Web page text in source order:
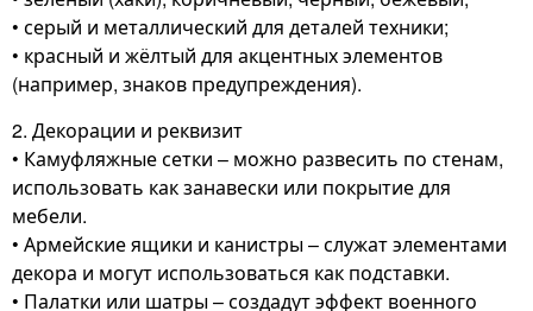
• серый и металлический для деталей техники;
• красный и жёлтый для акцентных элементов
(например, знаков предупреждения).
2. Декорации и реквизит
• Камуфляжные сетки – можно развесить по стенам,
использовать как занавески или покрытие для
мебели.
• Армейские ящики и канистры – служат элементами
декора и могут использоваться как подставки.
• Палатки или шатры – создадут эффект военного